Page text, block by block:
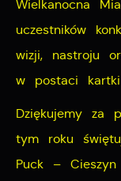
Wielkanocna
uczestników
wizji, nastroju
w postaci kartki
Dziękujemy za
tym roku
Puck –
miejsca oraz
nasze serwisy
naszych
popularności
Wyrażenie
gwarantuje
Reklamowe
Dzięki
najciekawsze
upodobań oraz
Więcej